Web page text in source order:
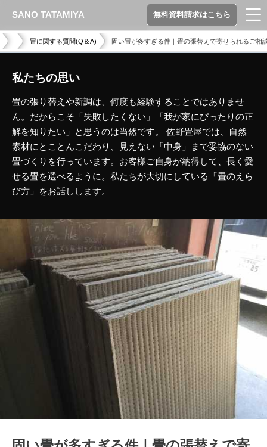
畳に関する質問(Q＆A) 固い畳が多すぎる件｜畳の張替えで寄せられるご相
私たちの思い
畳の張り替えや新調は、何度も経験することではありませ
ん。だからこそ「失敗したくない」「我が家にぴったりの正
解を知りたい」と思うのは当然です。 佐野畳屋では、自然
素材にとことんこだわり、見えない「中身」まで妥協のない
畳づくりを行っています。お客様ご自身が納得して、長く愛
せる畳を選べるように。私たちが大切にしている「畳のえら
び方」をお話しします。
SANO TATAMIYA 無料資料請求はこちら